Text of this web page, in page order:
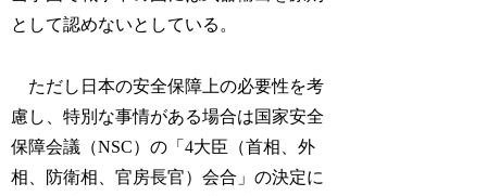
として認めないとしている。
ただし日本の安全保障上の必要性を考
慮し、特別な事情がある場合は国家安全
保障会議（NSC）の「4大臣（首相、外
相、防衛相、官房長官）会合」の決定に